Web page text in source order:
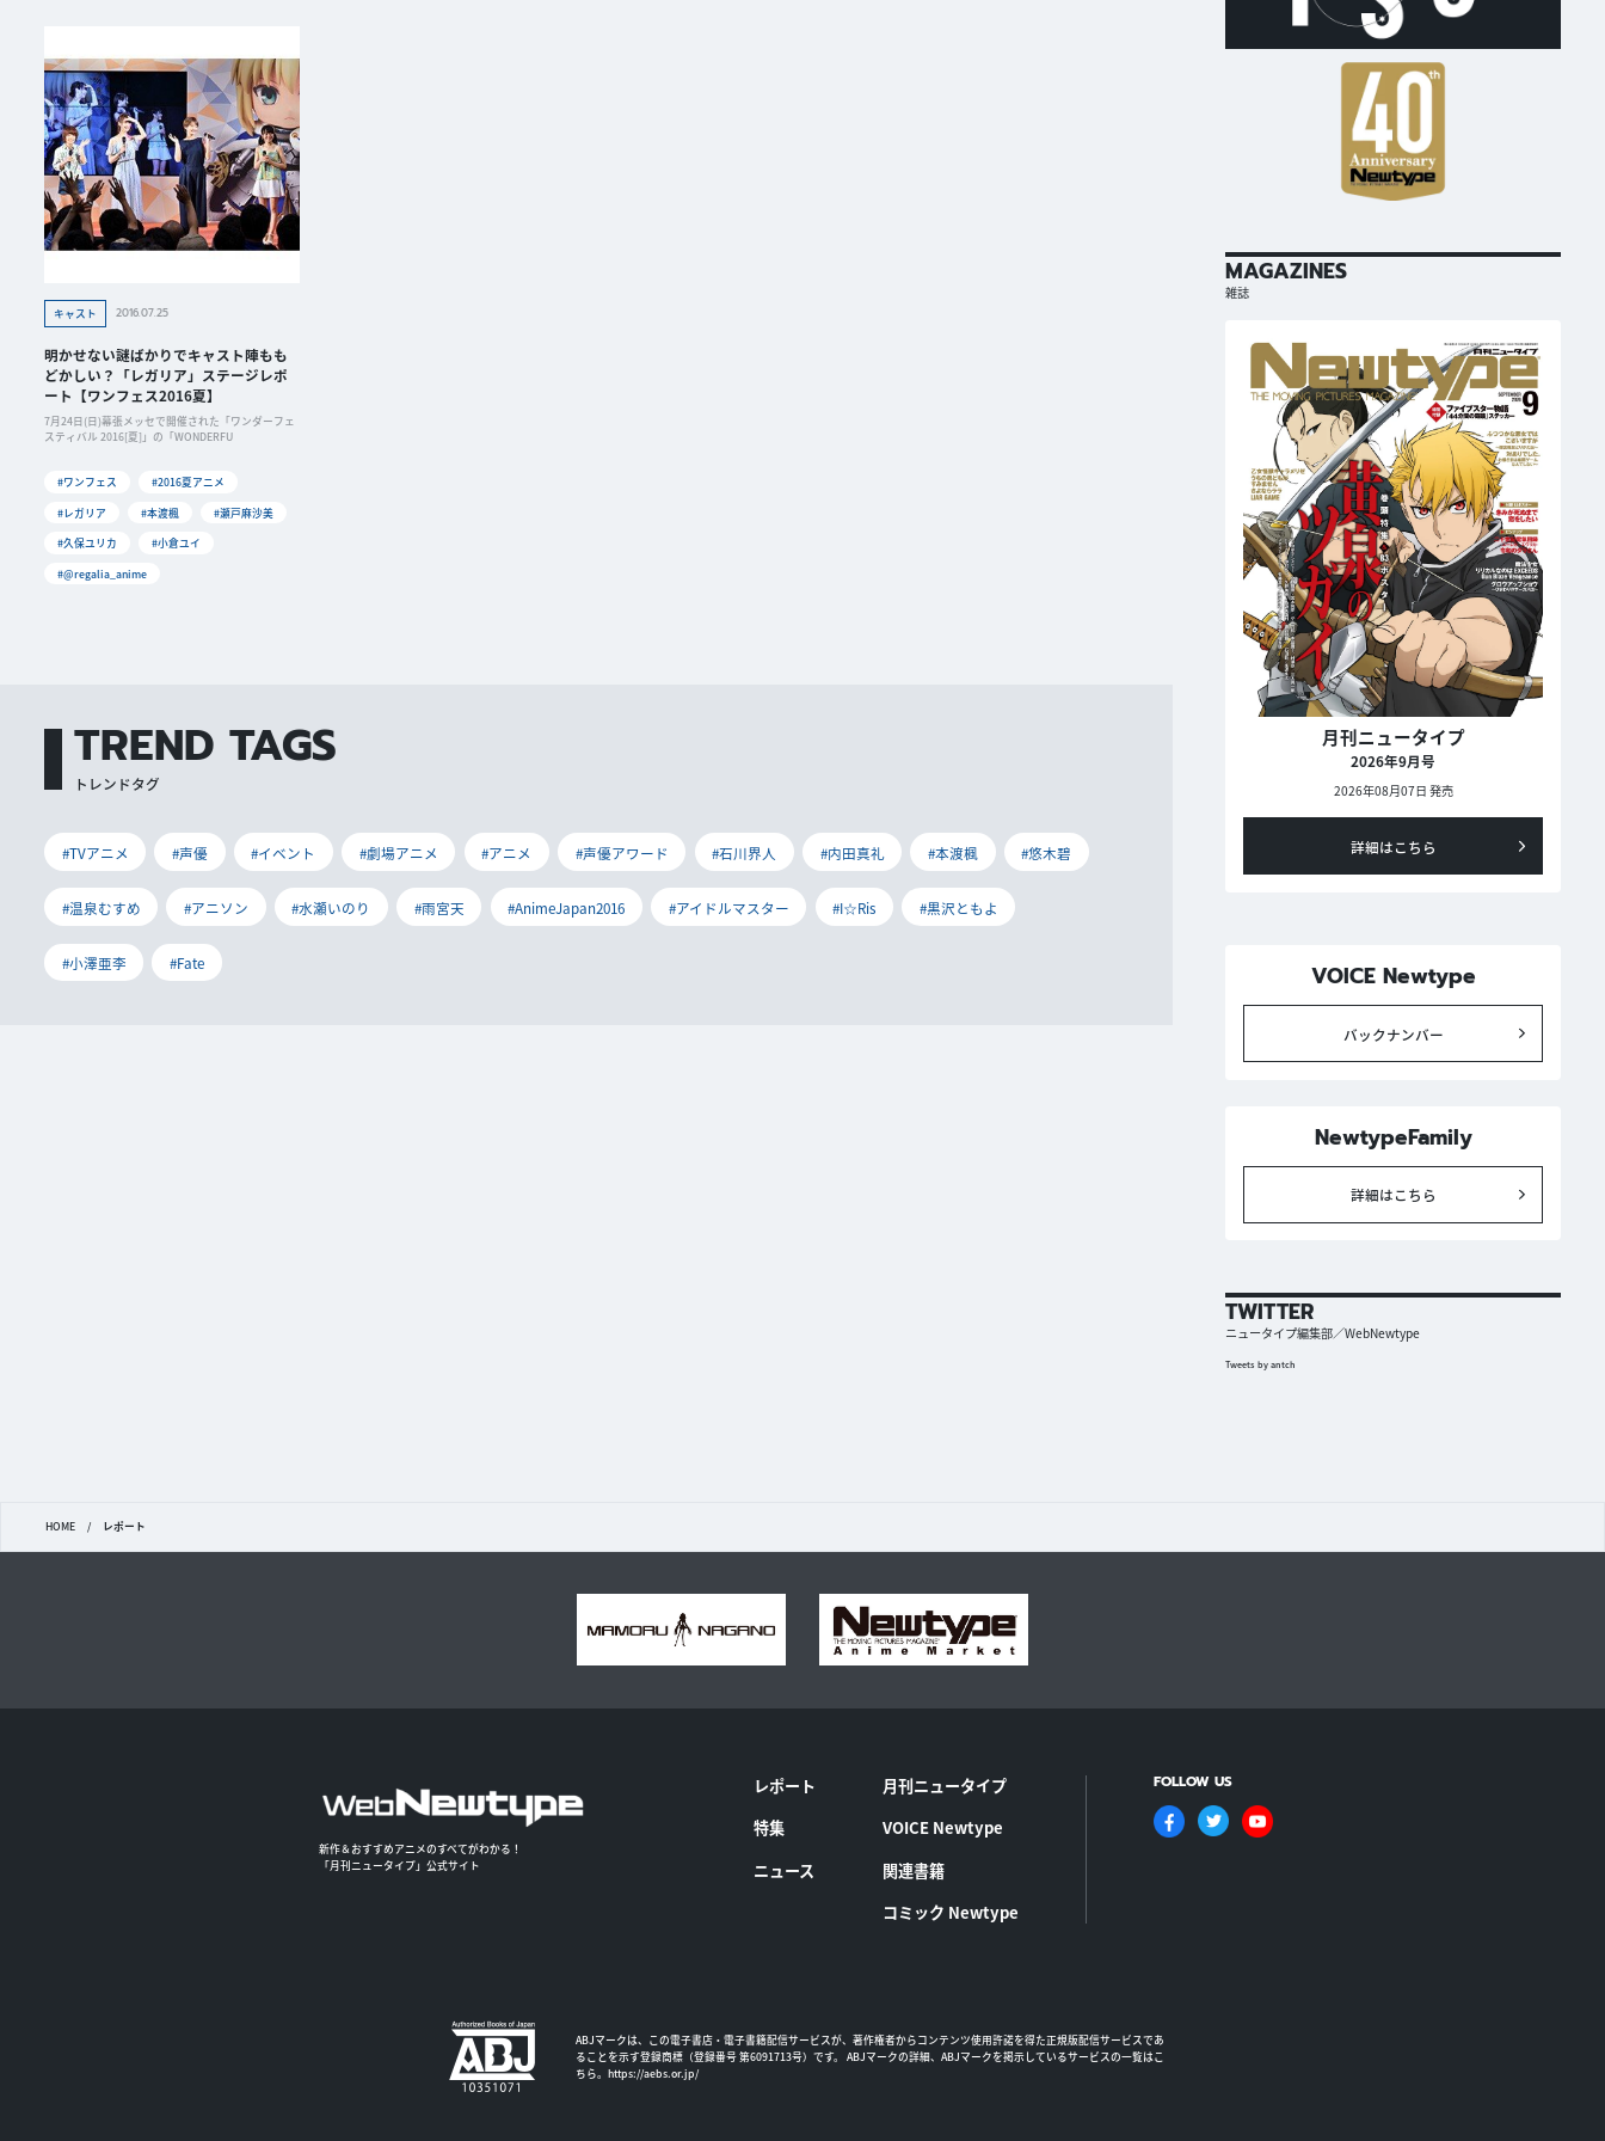
キャスト 2016.07.25
明かせない謎ばかりでキャスト陣もも
どかしい？「レガリア」ステージレポ
ート【ワンフェス2016夏】
7月24日(日)幕張メッセで開催された「ワンダーフェ
スティバル 2016[夏]」の「WONDERFU
#ワンフェス
#2016夏アニメ
#レガリア
#本渡楓
#瀬戸麻沙美
#久保ユリカ
#小倉ユイ
#@regalia_anime
TREND TAGS
トレンドタグ
#TVアニメ #声優 #イベント #劇場アニメ #アニメ #声優アワード #石川界人 #内田真礼 #本渡楓 #悠木碧
#温泉むすめ #アニソン #水瀬いのり #雨宮天 #AnimeJapan2016 #アイドルマスター #I☆Ris #黒沢ともよ
#小澤亜李 #Fate
MAGAZINES
雑誌
月刊ニュータイプ
2026年9月号
2026年08月07日 発売
詳細はこちら
VOICE Newtype
バックナンバー
NewtypeFamily
詳細はこちら
TWITTER
ニュータイプ編集部／WebNewtype
Tweets by antch
HOME / レポート
新作＆おすすめアニメのすべてがわかる！
「月刊ニュータイプ」公式サイト
レポート
特集
ニュース
月刊ニュータイプ
VOICE Newtype
関連書籍
コミック Newtype
FOLLOW US
ABJマークは、この電子書店・電子書籍配信サービスが、著作権者からコンテンツ使用許諾を得た正規版配信サービスであ
ることを示す登録商標（登録番号 第6091713号）です。 ABJマークの詳細、ABJマークを掲示しているサービスの一覧はこ
ちら。 https://aebs.or.jp/